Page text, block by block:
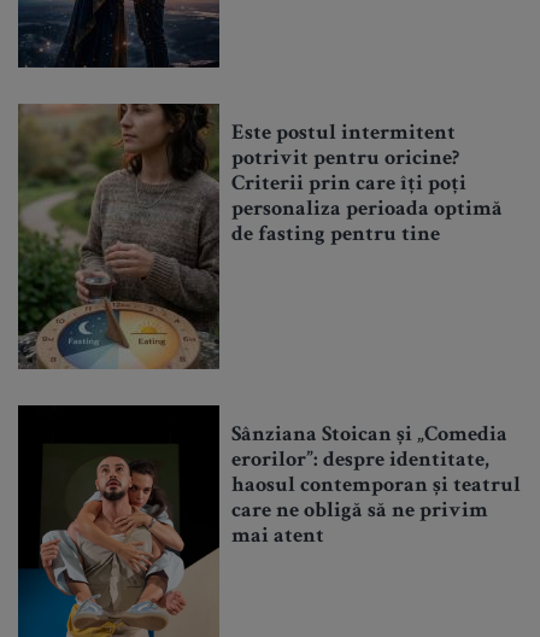
Este postul intermitent
potrivit pentru oricine?
Criterii prin care îți poți
personaliza perioada optimă
de fasting pentru tine
Sânziana Stoican și „Comedia
erorilor”: despre identitate,
haosul contemporan și teatrul
care ne obligă să ne privim
mai atent